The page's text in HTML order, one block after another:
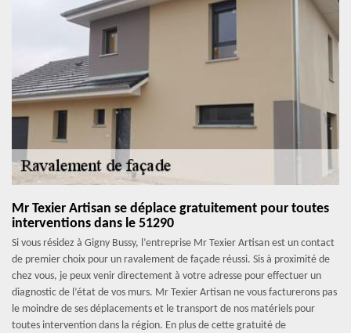
Mr Texier Artisan se déplace gratuitement pour toutes
interventions dans le 51290
Si vous résidez à Gigny Bussy, l’entreprise Mr Texier Artisan est un contact
de premier choix pour un ravalement de façade réussi. Sis à proximité de
chez vous, je peux venir directement à votre adresse pour effectuer un
diagnostic de l’état de vos murs. Mr Texier Artisan ne vous facturerons pas
le moindre de ses déplacements et le transport de nos matériels pour
toutes intervention dans la région. En plus de cette gratuité de